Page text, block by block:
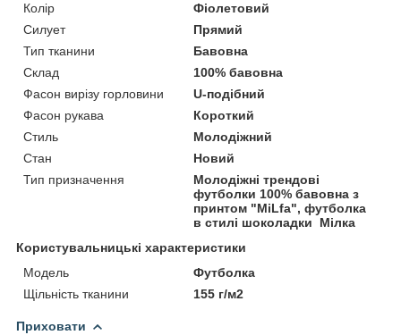
Колір
Фіолетовий
Силует
Прямий
Тип тканини
Бавовна
Склад
100% бавовна
Фасон вирізу горловини
U-подібний
Фасон рукава
Короткий
Стиль
Молодіжний
Стан
Новий
Тип призначення
Молодіжні трендові
футболки 100% бавовна з
принтом "MiLfa", футболка
в стилі шоколадки Мілка
Користувальницькі характеристики
Модель
Футболка
Щільність тканини
155 г/м2
Приховати